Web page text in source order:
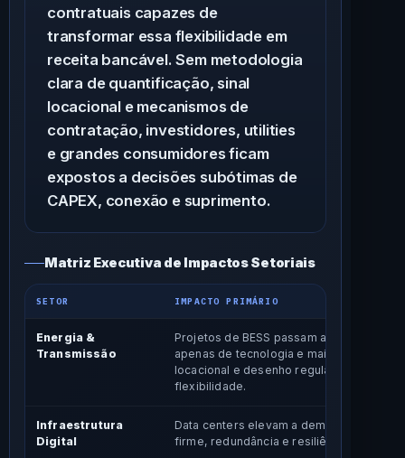
contratuais capazes de
transformar essa flexibilidade em
receita bancável. Sem metodologia
clara de quantificação, sinal
locacional e mecanismos de
contratação, investidores, utilities
e grandes consumidores ficam
expostos a decisões subótimas de
CAPEX, conexão e suprimento.
Matriz Executiva de Impactos Setoriais
SETOR IMPACTO PRIMÁRIO
Energia &
Transmissão
Projetos de BESS passam a depender
apenas de tecnologia e mais de
locacional e desenho regulatório de
flexibilidade.
Infraestrutura
Digital
Data centers elevam a demanda por
firme, redundância e resiliência local.